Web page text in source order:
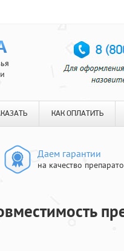
КАК ОПЛАТИТЬ
Даем гарантии
на качество